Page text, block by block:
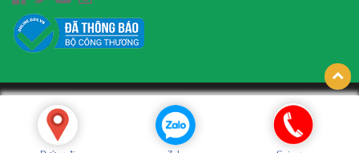
© Bản quyền thuộc về CÔNG TY TNHH THIẾT BỊ Y TẾ VIỆT HÀ.
Thiết kế bởi hpsoft.vn